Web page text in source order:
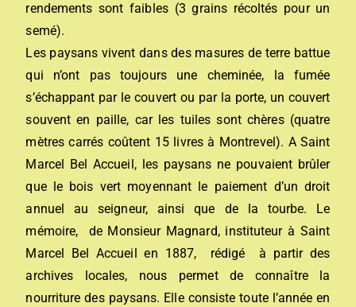
rendements sont faibles (3 grains récoltés pour un
semé).
Les paysans vivent dans des masures de terre battue
qui n’ont pas toujours une cheminée, la fumée
s’échappant par le couvert ou par la porte, un couvert
souvent en paille, car les tuiles sont chères (quatre
mètres carrés coûtent 15 livres à Montrevel). A Saint
Marcel Bel Accueil, les paysans ne pouvaient brûler
que le bois vert moyennant le paiement d’un droit
annuel au seigneur, ainsi que de la tourbe. Le
mémoire, de Monsieur Magnard, instituteur à Saint
Marcel Bel Accueil en 1887, rédigé à partir des
archives locales, nous permet de connaître la
nourriture des paysans. Elle consiste toute l’année en